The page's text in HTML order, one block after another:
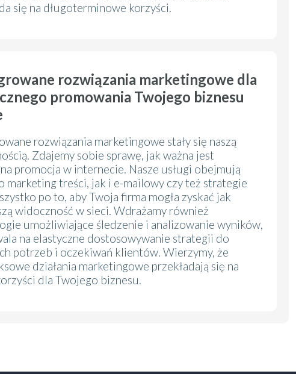
się na długoterminowe korzyści.
rozwiązania marketingowe dla
promowania Twojego biznesu
rozwiązania marketingowe stały się naszą
Zdajemy sobie sprawę, jak ważna jest
promocja w internecie. Nasze usługi obejmują
marketing treści, jak i e-mailowy czy też strategie
po to, aby Twoja firma mogła zyskać jak
widoczność w sieci. Wdrażamy również
umożliwiające śledzenie i analizowanie wyników,
na elastyczne dostosowywanie strategii do
potrzeb i oczekiwań klientów. Wierzymy, że
działania marketingowe przekładają się na
dla Twojego biznesu.